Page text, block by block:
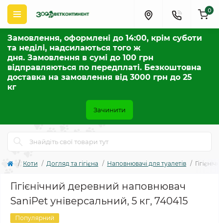
Замовлення, оформлені до 14:00, крім суботи
та неділі, надсилаються того ж
дня. Замовлення в сумі до 100 грн
відправляються по передплаті. Безкоштовна
доставка на замовлення від 3000 грн до 25
кг
Зачинити
0
Коти Догляд та гігієна Наповнювачі для туалетів
Гігієнічний деревний наповнювач
SaniPet універсальний, 5 кг, 740415
Популярний